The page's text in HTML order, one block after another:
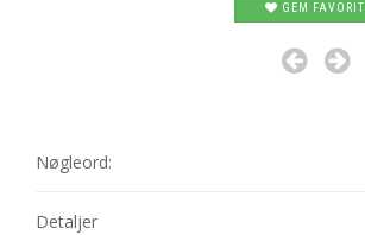
GEM FAVORIT
Nøgleord:
Detaljer